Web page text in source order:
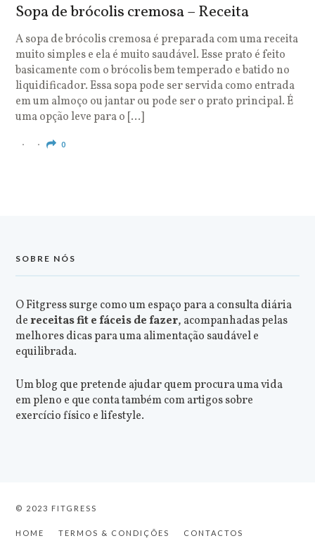
Sopa de brócolis cremosa – Receita
A sopa de brócolis cremosa é preparada com uma receita
muito simples e ela é muito saudável. Esse prato é feito
basicamente com o brócolis bem temperado e batido no
liquidificador. Essa sopa pode ser servida como entrada
em um almoço ou jantar ou pode ser o prato principal. É
uma opção leve para o […]
0
SOBRE NÓS
O Fitgress surge como um espaço para a consulta diária
dereceitas fit e fáceis de fazer, acompanhadas pelas
melhores dicas para uma alimentação saudável e
equilibrada.
Um blog que pretende ajudar quem procura uma vida
em pleno e que conta também com artigos sobre
exercício físico e lifestyle.
© 2023 FITGRESS
HOME TERMOS & CONDIÇÕES CONTACTOS